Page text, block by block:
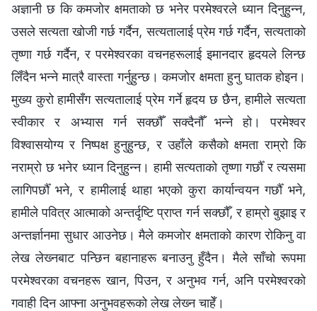
अज्ञानी छ कि कमजोर क्षमताको छ भनेर परमेश्‍वरले ध्यान दिनुहुन्‍न,
उसले सत्यता खोजी गर्छ गर्दैन, सत्यतालाई प्रेम गर्छ गर्दैन, सत्यताको
तृष्णा गर्छ गर्दैन, र परमेश्‍वरका वचनहरूलाई इमानदार हृदयले लिन्छ
लिँदैन भन्‍ने मात्रै वास्ता गर्नुहुन्छ। कमजोर क्षमता हुनु घातक होइन।
मुख्य कुरो हामीसँग सत्यतालाई प्रेम गर्ने हृदय छ छैन, हामीले सत्यता
स्वीकार र अभ्यास गर्न सक्छौँ सक्दैनौँ भन्‍ने हो। परमेश्‍वर
विश्‍वासयोग्य र निष्पक्ष हुनुहुन्छ, र उहाँले कसैको क्षमता राम्रो कि
नराम्रो छ भनेर ध्यान दिनुहुन्‍न। हामी सत्यताको तृष्णा गर्छौँ र त्यसमा
लागिपर्छौँ भने, र हामीलाई थाहा भएको कुरा कार्यान्वयन गर्छौँ भने,
हामीले पवित्र आत्‍माको अन्तर्दृष्टि प्राप्त गर्न सक्छौँ, र हाम्रो बुझाइ र
अन्तर्ज्ञानमा सुधार आउनेछ। मैले कमजोर क्षमताको कारण रोकिनु वा
लेख लेख्‍नबाट पन्छिन बहानाहरू बनाउनु हुँदैन। मैले साँचो रूपमा
परमेश्‍वरका वचनहरू खान, पिउन, र अनुभव गर्न, अनि परमेश्‍वरको
गवाही दिन आफ्‍ना अनुभवहरूको लेख लेख्‍न चाहेँ।